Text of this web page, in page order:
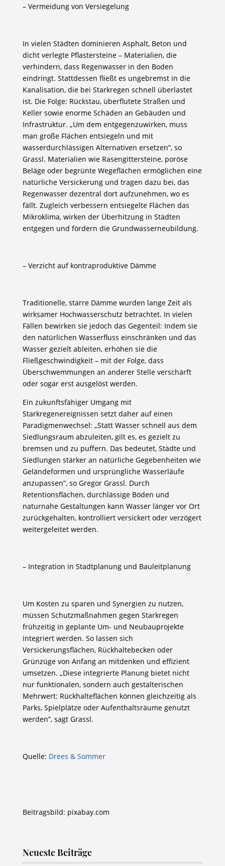
– Vermeidung von Versiegelung
In vielen Städten dominieren Asphalt, Beton und
dicht verlegte Pflastersteine – Materialien, die
verhindern, dass Regenwasser in den Boden
eindringt. Stattdessen fließt es ungebremst in die
Kanalisation, die bei Starkregen schnell überlastet
ist. Die Folge: Rückstau, überflutete Straßen und
Keller sowie enorme Schäden an Gebäuden und
Infrastruktur. „Um dem entgegenzuwirken, muss
man große Flächen entsiegeln und mit
wasserdurchlässigen Alternativen ersetzen”, so
Grassl. Materialien wie Rasengittersteine, poröse
Beläge oder begrünte Wegeflächen ermöglichen eine
natürliche Versickerung und tragen dazu bei, das
Regenwasser dezentral dort aufzunehmen, wo es
fällt. Zugleich verbessern entsiegelte Flächen das
Mikroklima, wirken der Überhitzung in Städten
entgegen und fördern die Grundwasserneubildung.
– Verzicht auf kontraproduktive Dämme
Traditionelle, starre Dämme wurden lange Zeit als
wirksamer Hochwasserschutz betrachtet. In vielen
Fällen bewirken sie jedoch das Gegenteil: Indem sie
den natürlichen Wasserfluss einschränken und das
Wasser gezielt ableiten, erhöhen sie die
Fließgeschwindigkeit – mit der Folge, dass
Überschwemmungen an anderer Stelle verschärft
oder sogar erst ausgelöst werden.
Ein zukunftsfähiger Umgang mit
Starkregenereignissen setzt daher auf einen
Paradigmenwechsel: „Statt Wasser schnell aus dem
Siedlungsraum abzuleiten, gilt es, es gezielt zu
bremsen und zu puffern. Das bedeutet, Städte und
Siedlungen stärker an natürliche Gegebenheiten wie
Geländeformen und ursprüngliche Wasserläufe
anzupassen”, so Gregor Grassl. Durch
Retentionsflächen, durchlässige Böden und
naturnahe Gestaltungen kann Wasser länger vor Ort
zurückgehalten, kontrolliert versickert oder verzögert
weitergeleitet werden.
– Integration in Stadtplanung und Bauleitplanung
Um Kosten zu sparen und Synergien zu nutzen,
müssen Schutzmaßnahmen gegen Starkregen
frühzeitig in geplante Um- und Neubauprojekte
integriert werden. So lassen sich
Versickerungsflächen, Rückhaltebecken oder
Grünzüge von Anfang an mitdenken und effizient
umsetzen. „Diese integrierte Planung bietet nicht
nur funktionalen, sondern auch gestalterischen
Mehrwert: Rückhalteflächen können gleichzeitig als
Parks, Spielplätze oder Aufenthaltsräume genutzt
werden”, sagt Grassl.
Quelle: Drees & Sommer
Beitragsbild: pixabay.com
Neueste Beiträge